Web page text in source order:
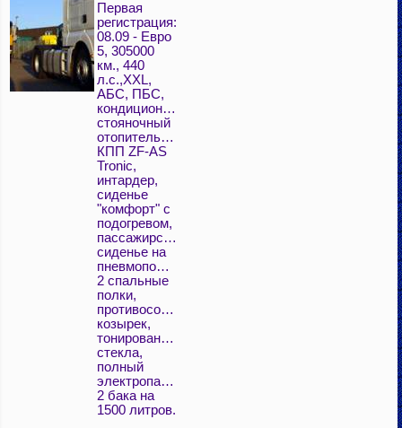
Первая
регистрация:
08.09 - Евро
5, 305000
км., 440
л.с.,XXL,
АБС, ПБС,
кондиционер,
стояночный
отопитель,холодильник,
КПП ZF-AS
Tronic,
интардер,
сиденье
"комфорт" с
подогревом,
пассажирское
сиденье на
пневмоподвеске,темпомат,
2 спальные
полки,
противосолнечный
козырек,
тонированные
стекла,
полный
электропакет,
2 бака на
1500 литров.